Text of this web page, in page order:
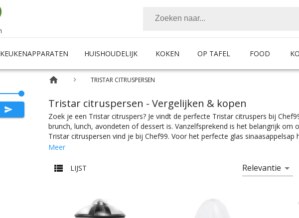
KEUKENAPPARATEN HUISHOUDELIJK KOKEN OP TAFEL FOOD
TRISTAR CITRUSPERSEN
Tristar citruspersen - Vergelijken & kopen
Zoek je een Tristar citruspers? Je vindt de perfecte Tristar citruspers bij
brunch, lunch, avondeten of dessert is. Vanzelfsprekend is het belangrijk om
Tristar citruspersen vind je bij Chef99. Voor het perfecte glas
het product met de juiste specificaties. Of je nou een Tristar citruspers zoekt
Citruspersen zijn er te vinden in alle prijscategorieën, voor ieder is er wel
Meer
LIJST Relevantie